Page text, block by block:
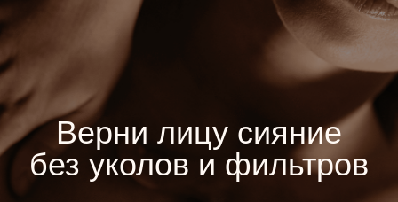
Верни лицу сияние
без уколов и фильтров
141 874
женщин выбрали Idol Face
бренд, который ощущается кожей